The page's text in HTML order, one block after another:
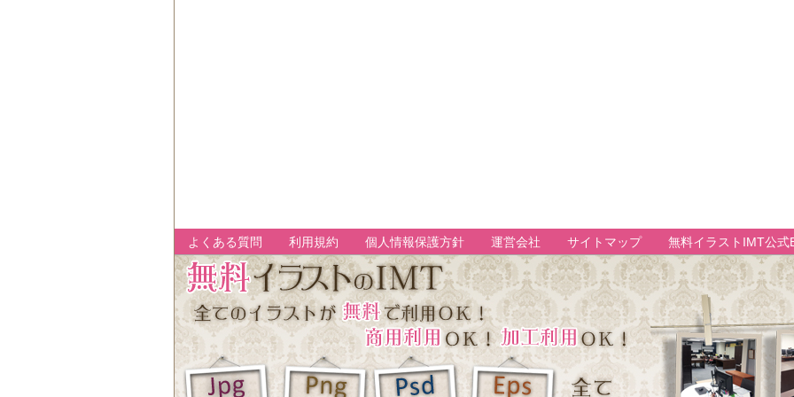
よくある質問 利用規約 個人情報保護方針 運営会社 サイトマップ 無料イラストIMT公式